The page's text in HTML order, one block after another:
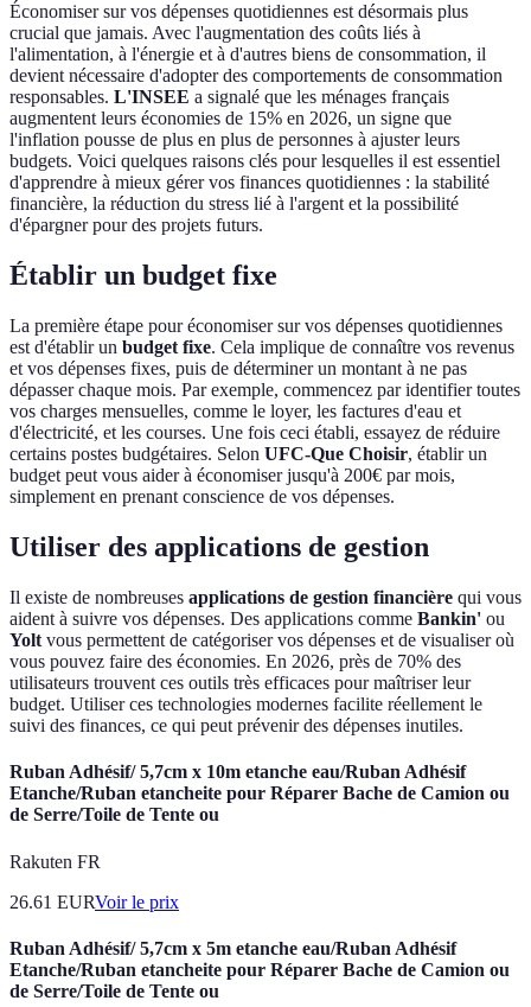
Économiser sur vos dépenses quotidiennes est désormais plus
crucial que jamais. Avec l'augmentation des coûts liés à
l'alimentation, à l'énergie et à d'autres biens de consommation, il
devient nécessaire d'adopter des comportements de consommation
responsables. L'INSEE a signalé que les ménages français
augmentent leurs économies de 15% en 2026, un signe que
l'inflation pousse de plus en plus de personnes à ajuster leurs
budgets. Voici quelques raisons clés pour lesquelles il est essentiel
d'apprendre à mieux gérer vos finances quotidiennes : la stabilité
financière, la réduction du stress lié à l'argent et la possibilité
d'épargner pour des projets futurs.
Établir un budget fixe
La première étape pour économiser sur vos dépenses quotidiennes
est d'établir un budget fixe. Cela implique de connaître vos revenus
et vos dépenses fixes, puis de déterminer un montant à ne pas
dépasser chaque mois. Par exemple, commencez par identifier toutes
vos charges mensuelles, comme le loyer, les factures d'eau et
d'électricité, et les courses. Une fois ceci établi, essayez de réduire
certains postes budgétaires. Selon UFC-Que Choisir, établir un
budget peut vous aider à économiser jusqu'à 200€ par mois,
simplement en prenant conscience de vos dépenses.
Utiliser des applications de gestion
Il existe de nombreuses applications de gestion financière qui vous
aident à suivre vos dépenses. Des applications comme Bankin' ou
Yolt vous permettent de catégoriser vos dépenses et de visualiser où
vous pouvez faire des économies. En 2026, près de 70% des
utilisateurs trouvent ces outils très efficaces pour maîtriser leur
budget. Utiliser ces technologies modernes facilite réellement le
suivi des finances, ce qui peut prévenir des dépenses inutiles.
Ruban Adhésif/ 5,7cm x 10m etanche eau/Ruban Adhésif
Etanche/Ruban etancheite pour Réparer Bache de Camion ou
de Serre/Toile de Tente ou
Rakuten FR
26.61 EURVoir le prix
Ruban Adhésif/ 5,7cm x 5m etanche eau/Ruban Adhésif
Etanche/Ruban etancheite pour Réparer Bache de Camion ou
de Serre/Toile de Tente ou